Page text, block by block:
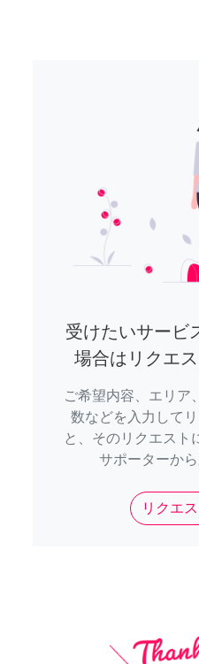
受けたいサービ
場合はリクエ
ご希望内容、エリア
数などを入力して
と、そのリクエスト
サポーターか
リクエ